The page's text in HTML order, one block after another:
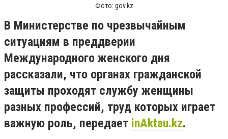
Фото: gov.kz
В Министерстве по чрезвычайным
ситуациям в преддверии
Международного женского дня
рассказали, что органах гражданской
защиты проходят службу женщины
разных профессий, труд которых играет
важную роль, передает inAktau.kz.